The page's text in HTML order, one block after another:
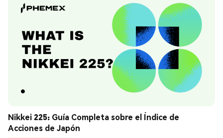
Nikkei 225: Guía Completa sobre el Índice de
Acciones de Japón